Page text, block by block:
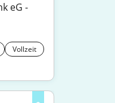
eG -
Vollzeit